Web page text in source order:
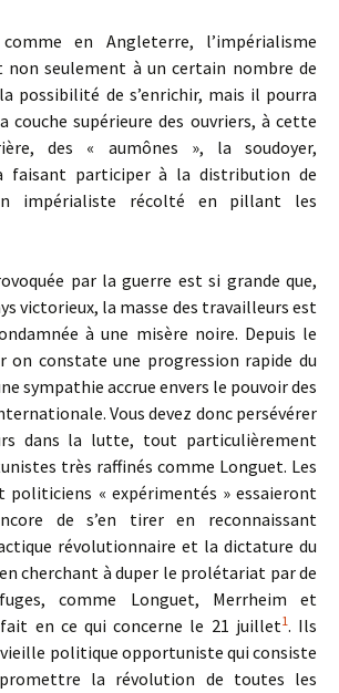
en Angleterre, l’impérialisme
non seulement à un certain nombre de
possibilité de s’enrichir, mais il pourra
couche supérieure des ouvriers, à cette
des « aumônes », la soudoyer,
faisant participer à la distribution de
impérialiste récolté en pillant les
par la guerre est si grande que,
victorieux, la masse des travailleurs est
à une misère noire. Depuis le
on constate une progression rapide du
sympathie accrue envers le pouvoir des
Vous devez donc persévérer
dans la lutte, tout particulièrement
très raffinés comme Longuet. Les
politiciens « expérimentés » essaieront
de s’en tirer en reconnaissant
révolutionnaire et la dictature du
cherchant à duper le prolétariat par de
comme Longuet, Merrheim et
en ce qui concerne le 21 juillet1. Ils
politique opportuniste qui consiste
la révolution de toutes les